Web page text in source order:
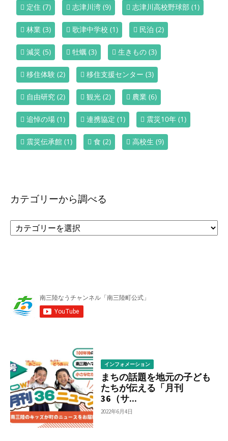
定住 (7) 志津川湾 (9) 志津川高校野球部 (1)
林業 (3) 歌津中学校 (1) 民泊 (2)
減災 (5) 牡蠣 (3) 生きもの (3)
移住体験 (2) 移住支援センター (3)
自由研究 (2) 観光 (2) 農業 (6)
追悼の場 (1) 連携協定 (1) 震災10年 (1)
震災伝承館 (1) 食 (2) 高校生 (9)
カテゴリーから調べる
カ
テ
ら
調
インフォメーション
まちの話題を地元の子ども
たちが伝える「月刊
36（サ...
2022年6月4日